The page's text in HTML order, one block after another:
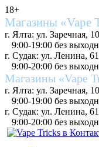
18+
Магазины «Vape
г. Ялта: ул. Заречная, 10
9:00-19:00 без
г. Судак: ул. Ленина,
9:00-20:00 без
Магазины «Vape
г. Ялта: ул. Заречная, 10
9:00-19:00 без
г. Судак: ул. Ленина,
9:00-20:00 без